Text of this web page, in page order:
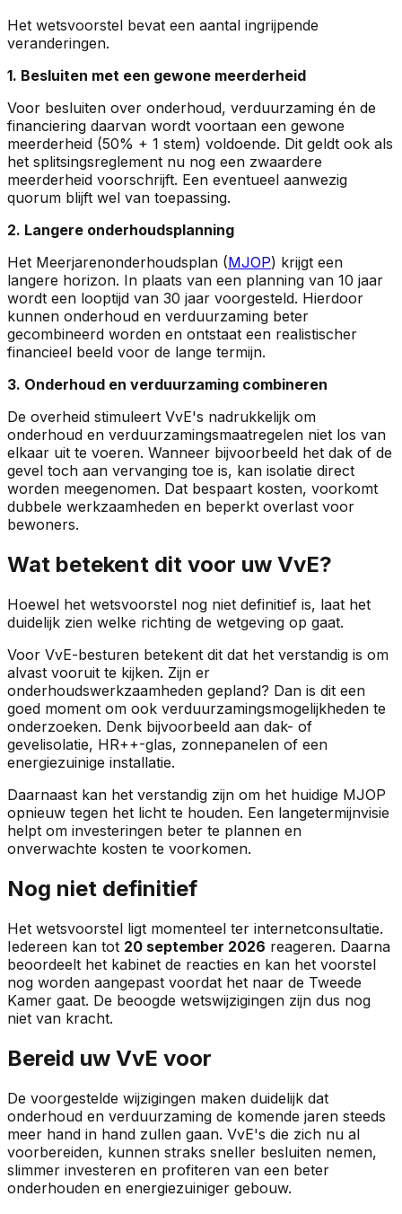
Het wetsvoorstel bevat een aantal ingrijpende
veranderingen.
1. Besluiten met een gewone meerderheid
Voor besluiten over onderhoud, verduurzaming én de
financiering daarvan wordt voortaan een gewone
meerderheid (50% + 1 stem) voldoende. Dit geldt ook als
het splitsingsreglement nu nog een zwaardere
meerderheid voorschrijft. Een eventueel aanwezig
quorum blijft wel van toepassing.
2. Langere onderhoudsplanning
Het Meerjarenonderhoudsplan (MJOP) krijgt een
langere horizon. In plaats van een planning van 10 jaar
wordt een looptijd van 30 jaar voorgesteld. Hierdoor
kunnen onderhoud en verduurzaming beter
gecombineerd worden en ontstaat een realistischer
financieel beeld voor de lange termijn.
3. Onderhoud en verduurzaming combineren
De overheid stimuleert VvE's nadrukkelijk om
onderhoud en verduurzamingsmaatregelen niet los van
elkaar uit te voeren. Wanneer bijvoorbeeld het dak of de
gevel toch aan vervanging toe is, kan isolatie direct
worden meegenomen. Dat bespaart kosten, voorkomt
dubbele werkzaamheden en beperkt overlast voor
bewoners.
Wat betekent dit voor uw VvE?
Hoewel het wetsvoorstel nog niet definitief is, laat het
duidelijk zien welke richting de wetgeving op gaat.
Voor VvE-besturen betekent dit dat het verstandig is om
alvast vooruit te kijken. Zijn er
onderhoudswerkzaamheden gepland? Dan is dit een
goed moment om ook verduurzamingsmogelijkheden te
onderzoeken. Denk bijvoorbeeld aan dak- of
gevelisolatie, HR++-glas, zonnepanelen of een
energiezuinige installatie.
Daarnaast kan het verstandig zijn om het huidige MJOP
opnieuw tegen het licht te houden. Een langetermijnvisie
helpt om investeringen beter te plannen en
onverwachte kosten te voorkomen.
Nog niet definitief
Het wetsvoorstel ligt momenteel ter internetconsultatie.
Iedereen kan tot 20 september 2026 reageren. Daarna
beoordeelt het kabinet de reacties en kan het voorstel
nog worden aangepast voordat het naar de Tweede
Kamer gaat. De beoogde wetswijzigingen zijn dus nog
niet van kracht.
Bereid uw VvE voor
De voorgestelde wijzigingen maken duidelijk dat
onderhoud en verduurzaming de komende jaren steeds
meer hand in hand zullen gaan. VvE's die zich nu al
voorbereiden, kunnen straks sneller besluiten nemen,
slimmer investeren en profiteren van een beter
onderhouden en energiezuiniger gebouw.